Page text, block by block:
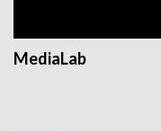
MediaLab